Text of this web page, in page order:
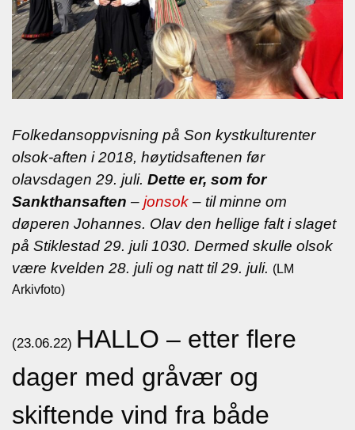
Folkedansoppvisning på Son kystkulturenter
olsok-aften i 2018, høytidsaftenen før
olavsdagen 29. juli. Dette er, som for
Sankthansaften – jonsok – til minne om
døperen Johannes. Olav den hellige falt i slaget
på Stiklestad 29. juli 1030. Dermed skulle olsok
være kvelden 28. juli og natt til 29. juli. (LM
Arkivfoto)
(23.06.22) HALLO – etter flere
dager med gråvær og
skiftende vind fra både